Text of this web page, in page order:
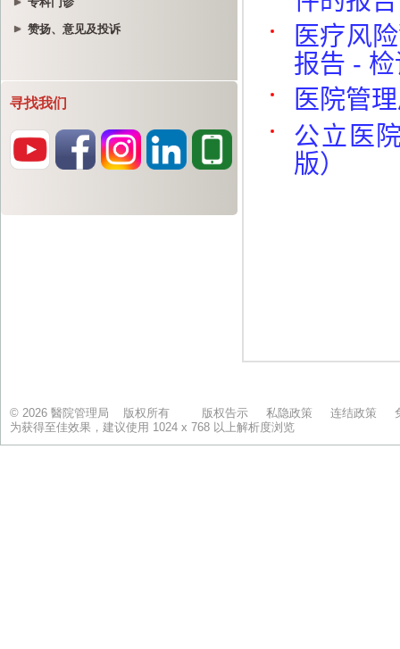
赞扬、意见及投诉
寻找我们
© 2026 醫院管理局 版权所有 版权告示 私隐政策 连结政策
为获得至佳效果，建议使用 1024 x 768 以上解析度浏览